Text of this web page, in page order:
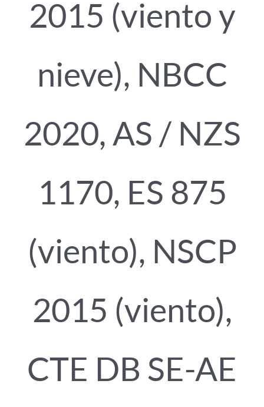
2015 (viento y
nieve), NBCC
2020, AS / NZS
1170, ES 875
(viento), NSCP
2015 (viento),
CTE DB SE-AE